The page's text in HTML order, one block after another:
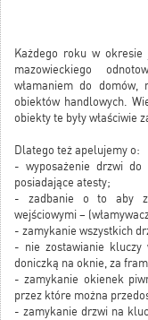
Każdego roku w
mazowieckiego
włamaniem do domów,
obiektów handlowych.
obiekty te były właściwie
Dlatego też apelujemy o:
- wyposażenie drzwi do
posiadające atesty;
- zadbanie o to aby
wejściowymi –
- zamykanie wszystkich
- nie zostawianie kluczy
doniczką na oknie, za
- zamykanie okienek
przez które można
- zamykanie drzwi na